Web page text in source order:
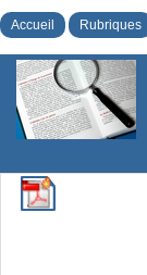
Accueil Rubriques